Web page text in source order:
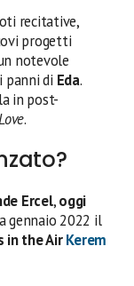
recitative,
progetti
notevole
panni di Eda.
in post-
.
Ercel,oggi
gennaio 2022 il
in the AirKerem